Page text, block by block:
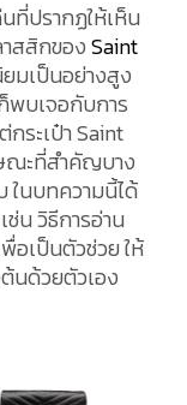
ปรากฏให้เห็น
าสสิกของSaint
มเป็นอย่างสูง
บเจอกับการ
ระเป๋า Saint
ณะที่สำคัญบาง
ในบทความนี้ได้
ช่น วิธีการอ่าน
อเป็นตัวช่วย ให้
นด้วยตัวเอง